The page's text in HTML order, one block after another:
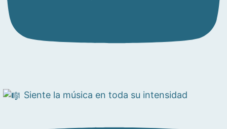
Siente la música en toda su intensidad